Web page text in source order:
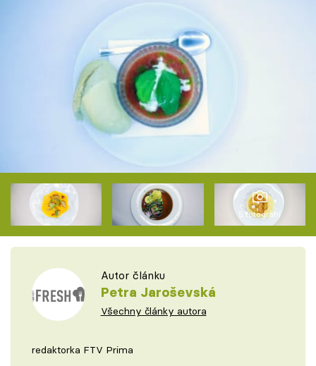
5 fotografií
Autor článku
Petra Jaroševská
Všechny články autora
redaktorka FTV Prima